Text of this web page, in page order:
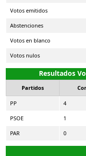
Votos emitidos
Abstenciones
Votos en blanco
Votos nulos
Resultados
Partidos
PP 4
PSOE 1
PAR 0